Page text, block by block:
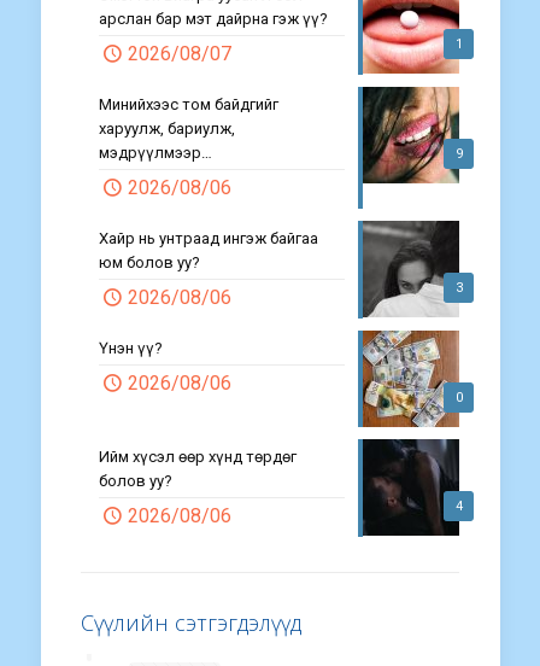
1
арслан бар мэт дайрна гэж үү?
2026/08/07
9
Минийхээс том байдгийг
харуулж, бариулж,
мэдрүүлмээр…
2026/08/06
3
Хайр нь унтраад ингэж байгаа
юм болов уу?
2026/08/06
0
Үнэн үү?
2026/08/06
4
Ийм хүсэл өөр хүнд төрдөг
болов уу?
2026/08/06
Сүүлийн сэтгэгдэлүүд